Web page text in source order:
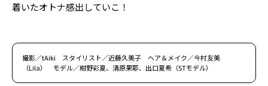
着いたオトナ感出していこ！
撮影／tAiki スタイリスト／近藤久美子 ヘア＆メイク／今村友美
（Lila） モデル／紺野彩夏、清原果耶、出口夏希（STモデル）